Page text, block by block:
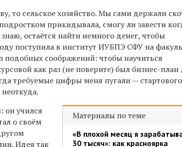
то сельское хозяйство. Мы сами держали
прикидывала, смогу ли завести
остаётся найти немного денег, чтобы
поступила в институт ИУБПЭ СФУ на
подобных соображений: чтобы научиться
как раз (не поверите) был бизнес-план
требуемые цифры меня пугали — стартового
Материалы по теме
«В плохой месяц я
30 тысяч»: как красноярка
он учился
о своём
Идея так